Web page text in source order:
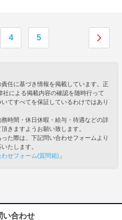
4 5
任に基づき情報を掲載しています。正
による掲載内容の確認を随時行って
てすべてを保証しているわけではあり
時間・休日休暇・給与・待遇などの詳
きますようお願い致します。
た際は、下記問い合わせフォームより
たします。
せフォーム(質問箱) 」
い合わせ